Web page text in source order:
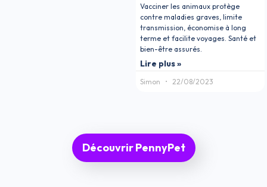
Vacciner les animaux protège
contre maladies graves, limite
transmission, économise à long
terme et facilite voyages. Santé et
bien-être assurés.
Lire plus »
Simon 22/08/2023
Découvrir PennyPet